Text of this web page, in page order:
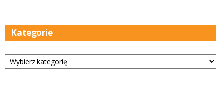
Kategorie
Kategorie